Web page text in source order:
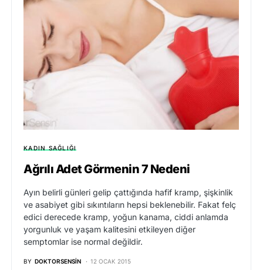
KADIN SAĞLIĞI
Ağrılı Adet Görmenin 7 Nedeni
Ayın belirli günleri gelip çattığında hafif kramp, şişkinlik
ve asabiyet gibi sıkıntıların hepsi beklenebilir. Fakat felç
edici derecede kramp, yoğun kanama, ciddi anlamda
yorgunluk ve yaşam kalitesini etkileyen diğer
semptomlar ise normal değildir.
BY DOKTORSENSIN 12 OCAK 2015